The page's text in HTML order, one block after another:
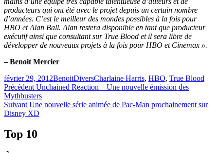
producteurs qui ont été avec le projet depuis un certain nombre
d’années. C’est le meilleur des mondes possibles à la fois pour
HBO et Alan Ball. Alan restera disponible en tant que producteur
exécutif ainsi que consultant sur True Blood et il sera libre de
développer de nouveaux projets à la fois pour HBO et Cinemax ».
– Benoit Mercier
Publié
le
février 29, 2012BenoitCatégories
DiversÉtiquettes
Charlaine Harris, HBO, True Blood
Navigation
de
l'article
Précédent Article
précédent :
Unchained Reaction – Une nouvelle émission des
Mythbusters
Suivant Article
Suivant :
Une nouvelle série animée de Pac-Man prochainement sur
Disney XD
Top 10